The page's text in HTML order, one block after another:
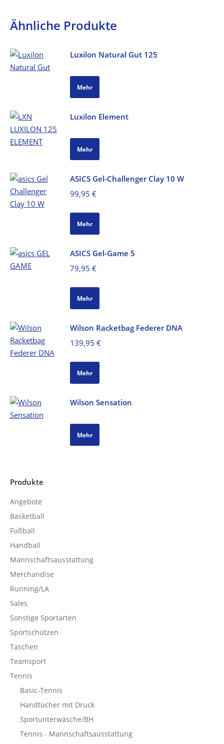
Ähnliche Produkte
Luxilon Natural Gut 125
Mehr
Luxilon Element
Mehr
ASICS Gel-Challenger Clay 10 W
99,95 €
Mehr
ASICS Gel-Game 5
79,95 €
Mehr
Wilson Racketbag Federer DNA
139,95 €
Mehr
Wilson Sensation
Mehr
Produkte
Angebote
Basketball
Fußball
Handball
Mannschaftsausstattung
Merchandise
Running/LA
Sales
Sonstige Sportarten
Sportschützen
Taschen
Teamsport
Tennis
Basic-Tennis
Handtücher mit Druck
Sportunterwäsche/BH
Tennis - Mannschaftsausstattung